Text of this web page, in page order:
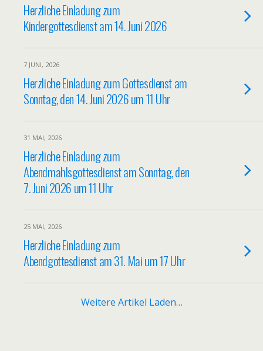
Herzliche Einladung zum
Kindergottesdienst am 14. Juni 2026
7 JUNI, 2026
Herzliche Einladung zum Gottesdienst am
Sonntag, den 14. Juni 2026 um 11 Uhr
31 MAI, 2026
Herzliche Einladung zum
Abendmahlsgottesdienst am Sonntag, den
7. Juni 2026 um 11 Uhr
25 MAI, 2026
Herzliche Einladung zum
Abendgottesdienst am 31. Mai um 17 Uhr
Weitere Artikel Laden…